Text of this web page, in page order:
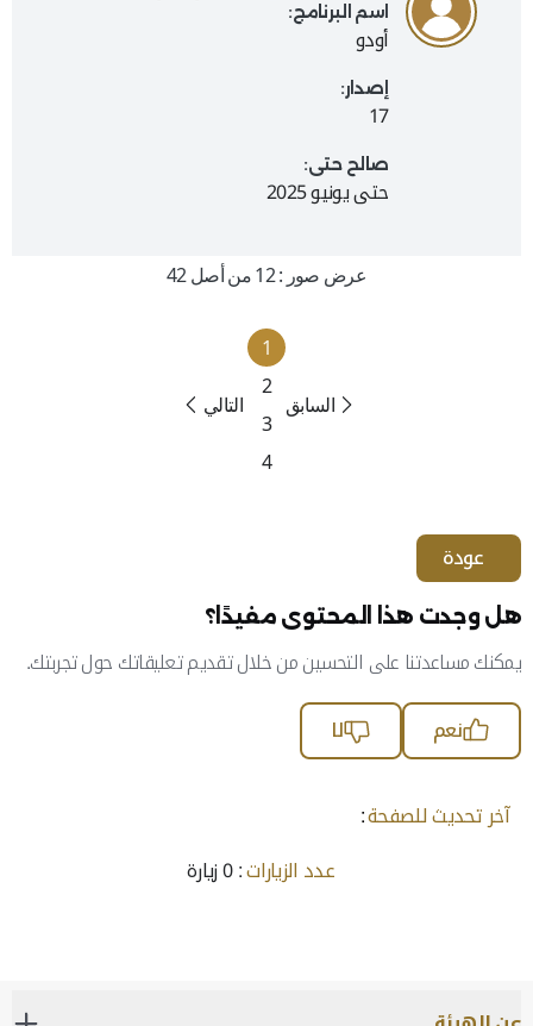
اسم البرنامج:
أودو
إصدار:
17
صالح حتى:
حتى يونيو 2025
عرض صور : 12 من أصل 42
السابق
1
2
3
4
التالي
عودة
هل وجدت هذا المحتوى مفيدًا؟
يمكنك مساعدتنا على التحسين من خلال تقديم تعليقاتك حول تجربتك.
نعم
لا
آخر تحديث للصفحة:
عدد الزيارات: 0 زيارة